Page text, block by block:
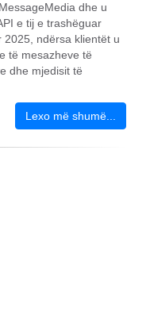
dhe u
e tij e trashëguar
ndërsa klientët u
të mesazheve të
dhe mjedisit të
Lexo më shumë...